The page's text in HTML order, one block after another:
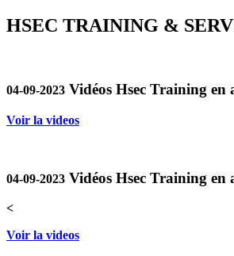
HSEC TRAINING &
04-09-2023 Vidéos Hsec Training en
Voir la videos
04-09-2023 Vidéos Hsec Training en
<
Voir la videos